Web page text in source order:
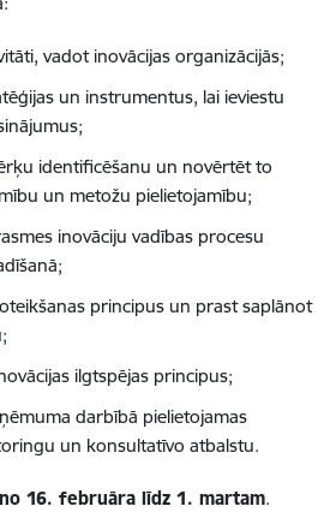
vadot inovācijas organizācijās;
un instrumentus, lai ieviestu
identificēšanu un novērtēt to
un metožu pielietojamību;
inovāciju vadības procesu
principus un prast saplānot
ilgtspējas principus;
darbībā pielietojamas
un konsultatīvo atbalstu.
16. februāra līdz 1. martam.